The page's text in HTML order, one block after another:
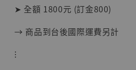
加購優惠【讓子彈飛 鵝城縣長 張麻子 [BK01]】
➤ 全額 1800元 (訂金800)
→ 商品到台後國際運費另計
⁝